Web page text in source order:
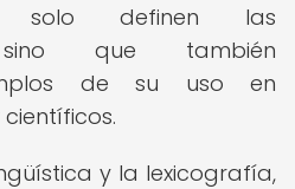
solo definen las
sino que también
de su uso en
y la lexicografía,